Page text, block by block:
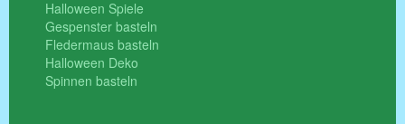
Halloween Spiele
Gespenster basteln
Fledermaus basteln
Halloween Deko
Spinnen basteln